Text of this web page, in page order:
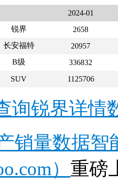
2024-01
锐界
2658
长安福特
20957
B级
336832
SUV
1125706
询锐界详情
销量数据
） 重磅